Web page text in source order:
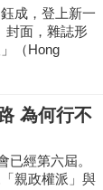
成，登上新一
封面，雜誌形
（Hong
中港矛盾的調
為何行不
已經第六屆。
親政權派」與